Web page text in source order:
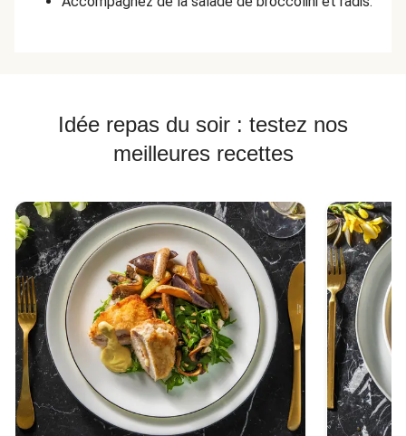
Idée repas du soir : testez nos
meilleures recettes